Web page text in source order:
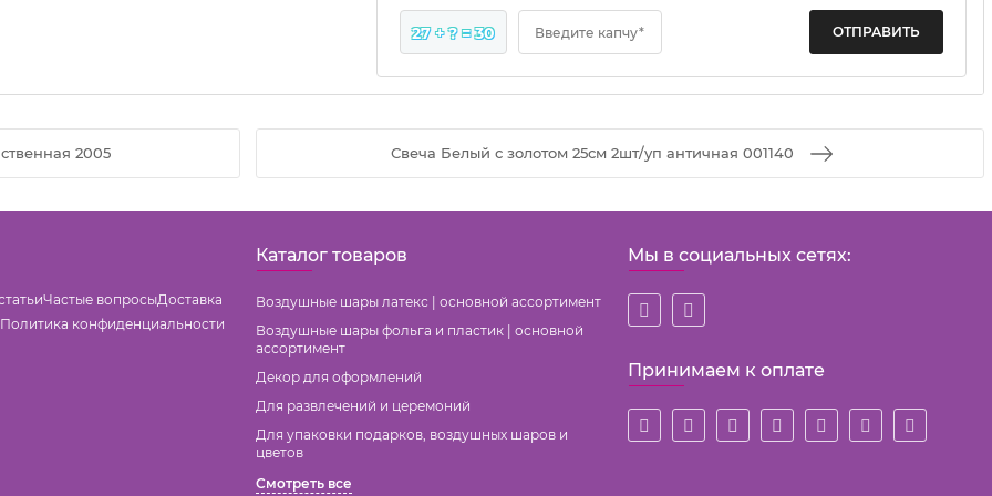
27 + ? = 30 Введите капчу*
2005 Свеча Белый с золотом 25см 2шт/уп античная 001140
Частые вопросыДоставка
Политика конфиденциальности
Каталог товаров
Воздушные шары латекс | основной ассортимент
Воздушные шары фольга и пластик | основной
ассортимент
Декор для оформлений
Для развлечений и церемоний
Для упаковки подарков, воздушных шаров и
цветов
Смотреть все
Мы в социальных сетях:
Принимаем к оплате